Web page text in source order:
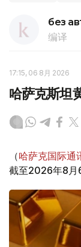
без
编译
17:15, 06 8月 2026
哈萨克斯坦
（哈萨克国际通
截至2026年8月